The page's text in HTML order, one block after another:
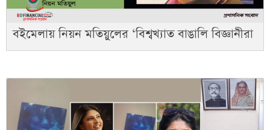
বইমেলায় নিয়ন মতিয়ুলের ‘বিশ্বখ্যাত বাঙালি বিজ্ঞানীরা